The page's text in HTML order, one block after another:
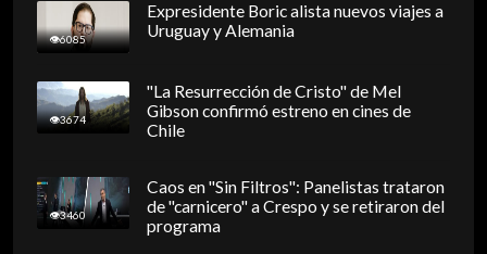
6085
Expresidente Boric alista nuevos viajes a
Uruguay y Alemania
3674
"La Resurrección de Cristo" de Mel
Gibson confirmó estreno en cines de
Chile
3460
Caos en "Sin Filtros": Panelistas trataron
de "carnicero" a Crespo y se retiraron del
programa